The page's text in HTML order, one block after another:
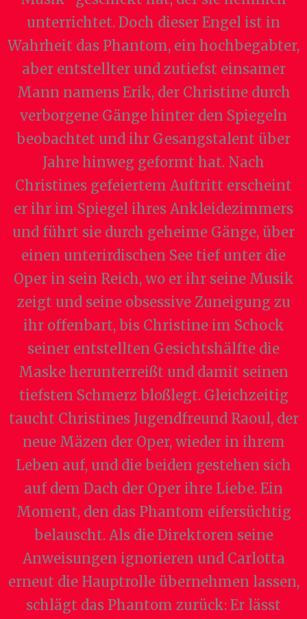
unterrichtet. Doch dieser Engel ist in
Wahrheit das Phantom, ein hochbegabter,
aber entstellter und zutiefst einsamer
Mann namens Erik, der Christine durch
verborgene Gänge hinter den Spiegeln
beobachtet und ihr Gesangstalent über
Jahre hinweg geformt hat. Nach
Christines gefeiertem Auftritt erscheint
er ihr im Spiegel ihres Ankleidezimmers
und führt sie durch geheime Gänge, über
einen unterirdischen See tief unter die
Oper in sein Reich, wo er ihr seine Musik
zeigt und seine obsessive Zuneigung zu
ihr offenbart, bis Christine im Schock
seiner entstellten Gesichtshälfte die
Maske herunterreißt und damit seinen
tiefsten Schmerz bloßlegt. Gleichzeitig
taucht Christines Jugendfreund Raoul, der
neue Mäzen der Oper, wieder in ihrem
Leben auf, und die beiden gestehen sich
auf dem Dach der Oper ihre Liebe. Ein
Moment, den das Phantom eifersüchtig
belauscht. Als die Direktoren seine
Anweisungen ignorieren und Carlotta
erneut die Hauptrolle übernehmen lassen,
schlägt das Phantom zurück: Er lässt